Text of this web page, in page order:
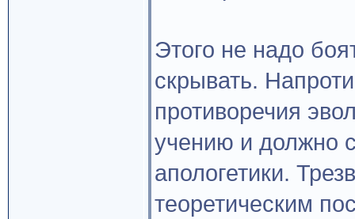
Этого не надо
скрывать.
противоречия
учению и должно
апологетики.
теоретическим